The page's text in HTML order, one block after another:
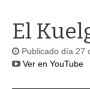
El
Publicado día
Ver en YouTube